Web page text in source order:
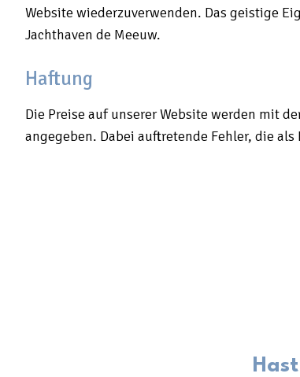
Website wiederzuverwenden. Das geistige
Jachthaven de Meeuw.
Haftung
Die Preise auf unserer Website werden mit
angegeben. Dabei auftretende Fehler, die